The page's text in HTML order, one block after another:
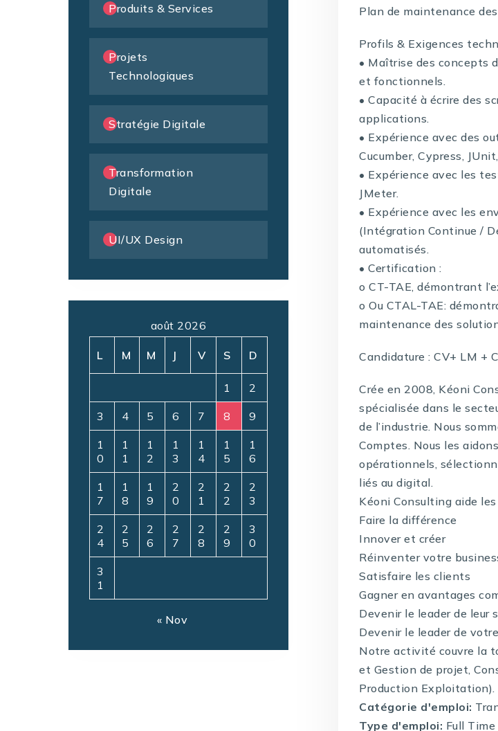
Plan de maintenance
Profils & Exigences
• Maîtrise des concepts
et fonctionnels.
• Capacité à écrire des
applications.
• Expérience avec des
Cucumber, Cypress,
• Expérience avec les
JMeter.
• Expérience avec les
(Intégration Continue /
automatisés.
• Certification :
o CT-TAE, démontrant
o Ou CTAL-TAE:
maintenance des
Candidature : CV+ LM +
Crée en 2008, Kéoni
spécialisée dans le
de l’industrie. Nous
Comptes. Nous les
opérationnels,
liés au digital.
Kéoni Consulting aide
Faire la différence
Innover et créer
Réinventer votre
Satisfaire les clients
Gagner en avantages
Devenir le leader de leur
Devenir le leader de
Notre activité couvre la
et Gestion de projet,
Production Exploitation).
Catégorie d'emploi:
Type d'emploi: Full Time
Produits & Services
Projets
Technologiques
Stratégie Digitale
Transformation
Digitale
UI/UX Design
août 2026
L M M J V S D
1 2
3 4 5 6 7 8 9
1
0
1
1
1
2
1
3
1
4
1
5
1
6
1
7
1
8
1
9
2
0
2
1
2
2
2
3
2
4
2
5
2
6
2
7
2
8
2
9
3
0
3
1
« Nov